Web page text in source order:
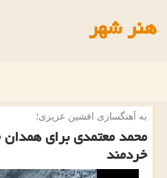
هنر شهر
به آهنگسازی افشین عزیزی؛
محمد معتمدی برای همدان
خردمند